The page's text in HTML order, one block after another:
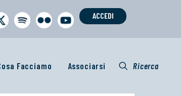
ACCEDI
Facciamo Associarsi Ricerca